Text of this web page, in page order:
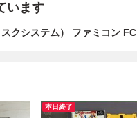
います
クシステム） ファミコン FC
本日終了